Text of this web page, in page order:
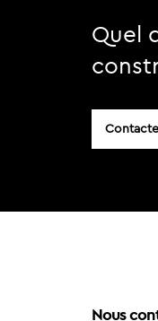
Quel
Nous